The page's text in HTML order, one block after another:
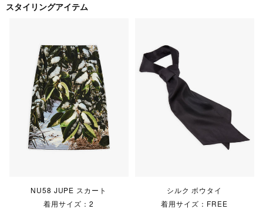
スタイリングアイテム
NU58 JUPE スカート
着用サイズ：2
シルク ボウタイ
着用サイズ：FREE